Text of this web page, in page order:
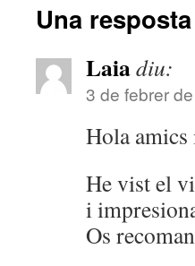
Una
Laiadiu:
3 de febrer
Hola amics
He vist el
i
Os